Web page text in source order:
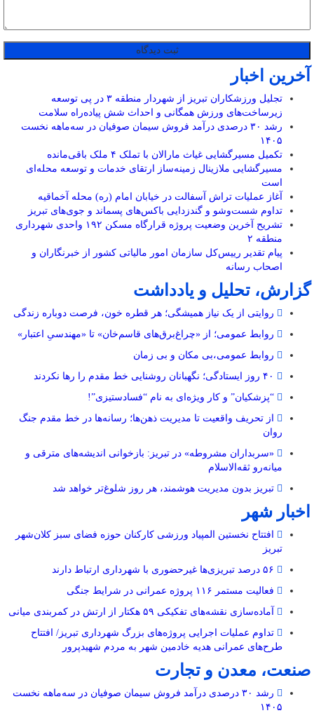
آخرین اخبار
تجلیل ورزشکاران تبریز از شهردار منطقه ۳ در پی توسعه
زیرساخت‌های ورزش همگانی و احداث شش پیاده‌راه سلامت
رشد ۳۰ درصدی درآمد فروش سیمان صوفیان در سه‌ماهه نخست
۱۴۰۵
تکمیل مسیرگشایی غیاث مارالان با تملک ۴ ملک باقی‌مانده
مسیرگشایی ملازینال زمینه‌ساز ارتقای خدمات و توسعه محله‌ای
است
آغاز عملیات تراش آسفالت در خیابان امام (ره) محله آخماقیه
تداوم شست‌وشو و گندزدایی باکس‌های پسماند و جوی‌های تبریز
تشریح آخرین وضعیت پروژه قرارگاه مسکن ۱۹۲ واحدی شهرداری
منطقه ۲
پیام تقدیر رییس‌کل سازمان امور مالیاتی کشور از خبرنگاران و
اصحاب رسانه
گزارش، تحلیل و یادداشت
روایتی از یک نیاز همیشگی؛ هر قطره خون، فرصت دوباره زندگی
روابط عمومی؛ از «چراغ‌برق‌های قاسم‌خان» تا «مهندسیِ اعتبار»
روابط عمومی،بی مکان و بی زمان
“پزشکیان” و کار ویژه‌ای به نام “فسادستیزی”!
از تحریف واقعیت تا مدیریت ذهن‌ها؛ رسانه‌ها در خط مقدم جنگ
روان
«سربداران مشروطه» در تبریز: بازخوانی اندیشه‌های مترقی و
میانه‌رو ثقه‌الاسلام
تبریز بدون مدیریت هوشمند، هر روز شلوغ‌تر خواهد شد
اخبار شهر
افتتاح نخستین المپیاد ورزشی کارکنان حوزه فضای سبز کلان‌شهر
تبریز
فعالیت مستمر ۱۱۶ پروژه عمرانی در شرایط جنگی
آماده‌سازی نقشه‌های تفکیکی ۵۹ هکتار از ارتش در کمربندی میانی
تداوم عملیات اجرایی پروژه‌های بزرگ شهرداری تبریز/ افتتاح
طرح‌های عمرانی هدیه خادمین شهر به مردم شهیدپرور
صنعت، معدن و تجارت
رشد ۳۰ درصدی درآمد فروش سیمان صوفیان در سه‌ماهه نخست
۱۴۰۵